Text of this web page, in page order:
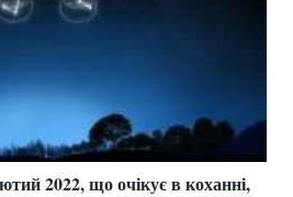
2022, що очікує в коханні,